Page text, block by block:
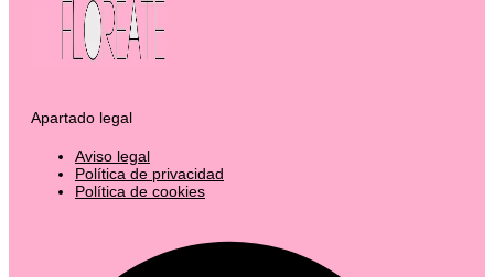
Apartado legal
Aviso legal
Política de privacidad
Política de cookies